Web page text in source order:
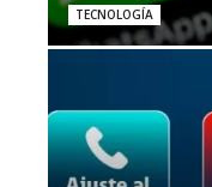
TECNOLOGÍA